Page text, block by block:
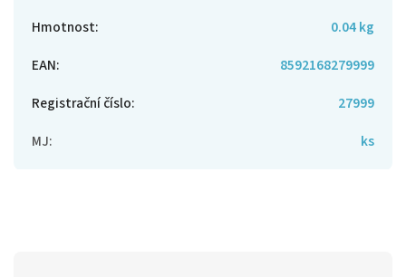
Hmotnost:
0.04 kg
EAN:
8592168279999
Registrační číslo:
27999
MJ: ks